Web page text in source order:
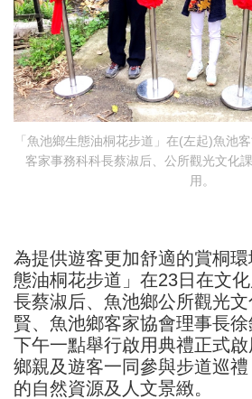
「魚池鄉生態油桐花步道」在(左起)魚池
客家事務科科長蔡淑后、公所觀光文化
用。
為提供遊客更加舒適的賞桐
態油桐花步道」在23日在文
長蔡淑后、魚池鄉公所觀光
賢、魚池鄉客家協會理事長
下午一點舉行啟用典禮正式
鄉親及遊客一同參與步道巡
的自然資源及人文景緻。